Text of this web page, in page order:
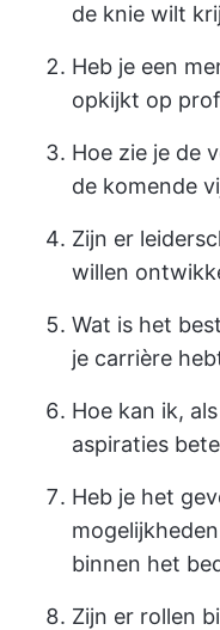
de knie wilt
Heb je een
opkijkt op
Hoe zie je de
de komende
Zijn er
willen
Wat is het
je carrière
Hoe kan ik,
aspiraties
Heb je het
binnen het
Zijn er rollen